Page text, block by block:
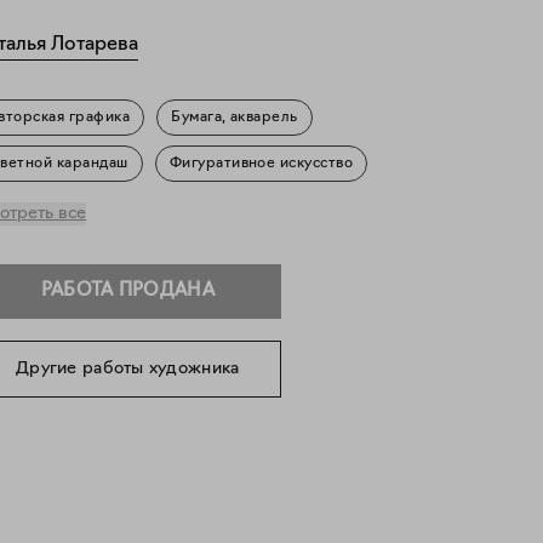
Лотарева
графика Бумага, акварель
карандаш Фигуративное искусство
все
РАБОТА ПРОДАНА
Другие работы художника